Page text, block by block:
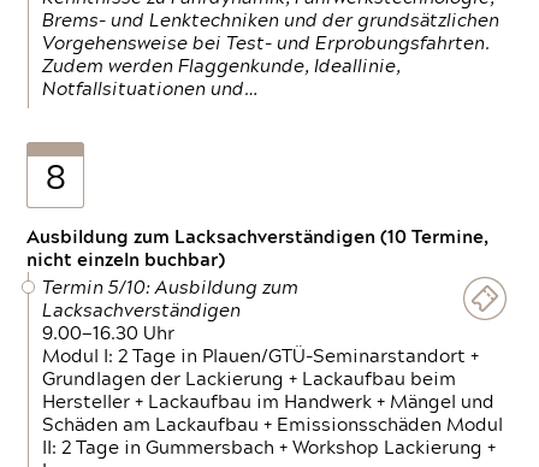
Brems- und Lenktechniken und der grundsätzlichen
Vorgehensweise bei Test- und Erprobungsfahrten.
Zudem werden Flaggenkunde, Ideallinie,
Notfallsituationen und…
8
Ausbildung zum Lacksachverständigen (10 Termine,
nicht einzeln buchbar)
Termin 5/10: Ausbildung zum
Lacksachverständigen
9.00—16.30 Uhr
Modul I: 2 Tage in Plauen/GTÜ-Seminarstandort +
Grundlagen der Lackierung + Lackaufbau beim
Hersteller + Lackaufbau im Handwerk + Mängel und
Schäden am Lackaufbau + Emissionsschäden Modul
II: 2 Tage in Gummersbach + Workshop Lackierung +